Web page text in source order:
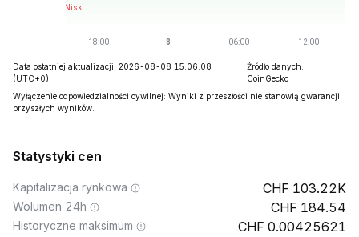
Data ostatniej aktualizacji: 2026-08-08 15:06:08
(UTC+0)
Źródło danych:
CoinGecko
Wyłączenie odpowiedzialności cywilnej: Wyniki z przeszłości nie stanowią gwarancji
przyszłych wyników.
Statystyki cen
Kapitalizacja rynkowa 103.22K
Wolumen 24h 184.54
Historyczne maksimum 0.00425621